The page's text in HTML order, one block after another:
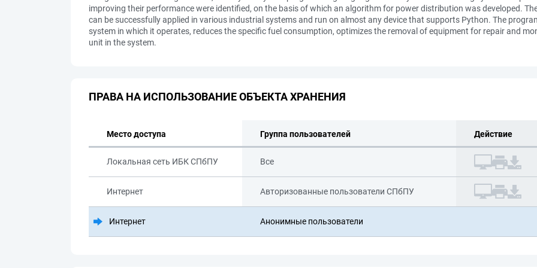
improving their performance were identified, on the basis of which an algorithm for power distribution was developed.
can be successfully applied in various industrial systems and run on almost any device that supports Python. The
system in which it operates, reduces the specific fuel consumption, optimizes the removal of equipment for repair and
unit in the system.
ПРАВА НА ИСПОЛЬЗОВАНИЕ ОБЪЕКТА ХРАНЕНИЯ
Место доступа Группа пользователей Действие
Локальная сеть ИБК СПбПУ Все
Интернет Авторизованные пользователи СПбПУ
Интернет Анонимные пользователи